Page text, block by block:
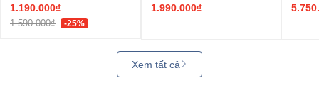
1.190.000₫
1.590.000₫ -25%
1.990.000₫
Xem tất cả